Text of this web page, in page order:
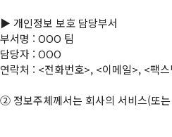
▶ 개인정보 보호 담당부서
부서명 : OOO 팀
담당자 : OOO
연락처 : <전화번호>, <이메일>, <팩
② 정보주체께서는 회사의 서비스(또